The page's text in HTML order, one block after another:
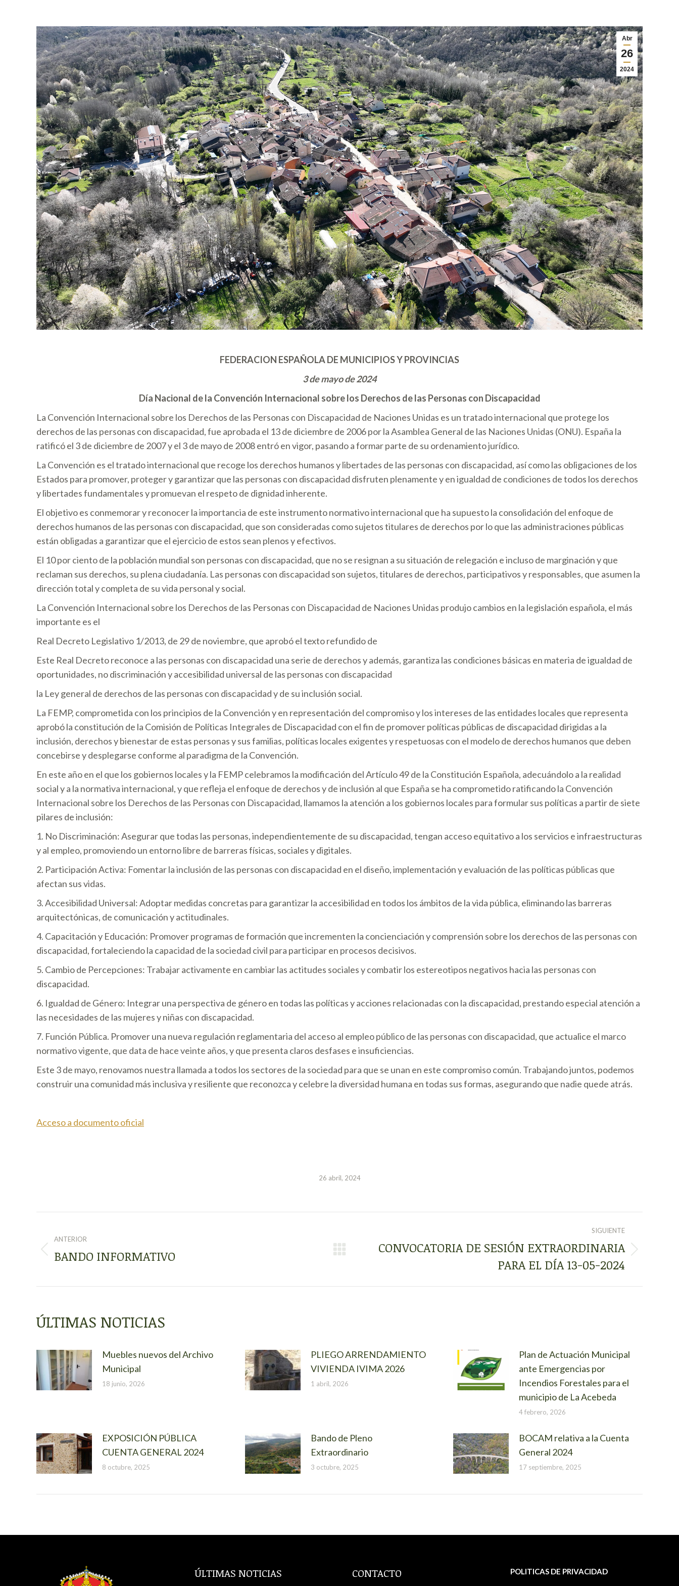
Abr
26
2024
FEDERACION ESPAÑOLA DE MUNICIPIOS Y PROVINCIAS
3 de mayo de 2024
Día Nacional de la Convención Internacional sobre los Derechos de las Personas con Discapacidad
La Convención Internacional sobre los Derechos de las Personas con Discapacidad de Naciones Unidas es un tratado internacional que protege los
derechos de las personas con discapacidad, fue aprobada el 13 de diciembre de 2006 por la Asamblea General de las Naciones Unidas (ONU). España la
ratificó el 3 de diciembre de 2007 y el 3 de mayo de 2008 entró en vigor, pasando a formar parte de su ordenamiento jurídico.
La Convención es el tratado internacional que recoge los derechos humanos y libertades de las personas con discapacidad, así como las obligaciones de los
Estados para promover, proteger y garantizar que las personas con discapacidad disfruten plenamente y en igualdad de condiciones de todos los derechos
y libertades fundamentales y promuevan el respeto de dignidad inherente.
El objetivo es conmemorar y reconocer la importancia de este instrumento normativo internacional que ha supuesto la consolidación del enfoque de
derechos humanos de las personas con discapacidad, que son consideradas como sujetos titulares de derechos por lo que las administraciones públicas
están obligadas a garantizar que el ejercicio de estos sean plenos y efectivos.
El 10 por ciento de la población mundial son personas con discapacidad, que no se resignan a su situación de relegación e incluso de marginación y que
reclaman sus derechos, su plena ciudadanía. Las personas con discapacidad son sujetos, titulares de derechos, participativos y responsables, que asumen la
dirección total y completa de su vida personal y social.
La Convención Internacional sobre los Derechos de las Personas con Discapacidad de Naciones Unidas produjo cambios en la legislación española, el más
importante es el
Real Decreto Legislativo 1/2013, de 29 de noviembre, que aprobó el texto refundido de
Este Real Decreto reconoce a las personas con discapacidad una serie de derechos y además, garantiza las condiciones básicas en materia de igualdad de
oportunidades, no discriminación y accesibilidad universal de las personas con discapacidad
la Ley general de derechos de las personas con discapacidad y de su inclusión social.
La FEMP, comprometida con los principios de la Convención y en representación del compromiso y los intereses de las entidades locales que representa
aprobó la constitución de la Comisión de Políticas Integrales de Discapacidad con el fin de promover políticas públicas de discapacidad dirigidas a la
inclusión, derechos y bienestar de estas personas y sus familias, políticas locales exigentes y respetuosas con el modelo de derechos humanos que deben
concebirse y desplegarse conforme al paradigma de la Convención.
En este año en el que los gobiernos locales y la FEMP celebramos la modificación del Artículo 49 de la Constitución Española, adecuándolo a la realidad
social y a la normativa internacional, y que refleja el enfoque de derechos y de inclusión al que España se ha comprometido ratificando la Convención
Internacional sobre los Derechos de las Personas con Discapacidad, llamamos la atención a los gobiernos locales para formular sus políticas a partir de siete
pilares de inclusión:
1. No Discriminación: Asegurar que todas las personas, independientemente de su discapacidad, tengan acceso equitativo a los servicios e infraestructuras
y al empleo, promoviendo un entorno libre de barreras físicas, sociales y digitales.
2. Participación Activa: Fomentar la inclusión de las personas con discapacidad en el diseño, implementación y evaluación de las políticas públicas que
afectan sus vidas.
3. Accesibilidad Universal: Adoptar medidas concretas para garantizar la accesibilidad en todos los ámbitos de la vida pública, eliminando las barreras
arquitectónicas, de comunicación y actitudinales.
4. Capacitación y Educación: Promover programas de formación que incrementen la concienciación y comprensión sobre los derechos de las personas con
discapacidad, fortaleciendo la capacidad de la sociedad civil para participar en procesos decisivos.
5. Cambio de Percepciones: Trabajar activamente en cambiar las actitudes sociales y combatir los estereotipos negativos hacia las personas con
discapacidad.
6. Igualdad de Género: Integrar una perspectiva de género en todas las políticas y acciones relacionadas con la discapacidad, prestando especial atención a
las necesidades de las mujeres y niñas con discapacidad.
7. Función Pública. Promover una nueva regulación reglamentaria del acceso al empleo público de las personas con discapacidad, que actualice el marco
normativo vigente, que data de hace veinte años, y que presenta claros desfases e insuficiencias.
Este 3 de mayo, renovamos nuestra llamada a todos los sectores de la sociedad para que se unan en este compromiso común. Trabajando juntos, podemos
construir una comunidad más inclusiva y resiliente que reconozca y celebre la diversidad humana en todas sus formas, asegurando que nadie quede atrás.
Acceso a documento oficial
26 abril, 2024
ENTRE
ANTERIOR
Publicación
BANDO INFORMATIVO
SIGUIENTE
Publicación
CONVOCATORIA DE SESIÓN EXTRAORDINARIA
PARA EL DÍA 13-05-2024
ÚLTIMAS NOTICIAS
Muebles nuevos del Archivo
Municipal
18 junio, 2026
PLIEGO ARRENDAMIENTO
VIVIENDA IVIMA 2026
1 abril, 2026
Plan de Actuación Municipal
ante Emergencias por
Incendios Forestales para el
municipio de La Acebeda
4 febrero, 2026
EXPOSICIÓN PÚBLICA
CUENTA GENERAL 2024
8 octubre, 2025
Bando de Pleno
Extraordinario
3 octubre, 2025
BOCAM relativa a la Cuenta
General 2024
17 septiembre, 2025
ÚLTIMAS NOTICIAS CONTACTO
POLITICAS DE PRIVACIDAD